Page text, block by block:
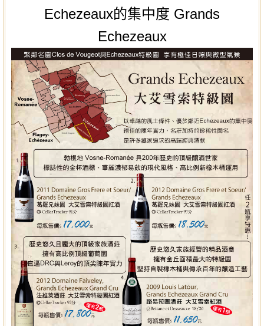
Echezeaux的集中度 Grands
Echezeaux